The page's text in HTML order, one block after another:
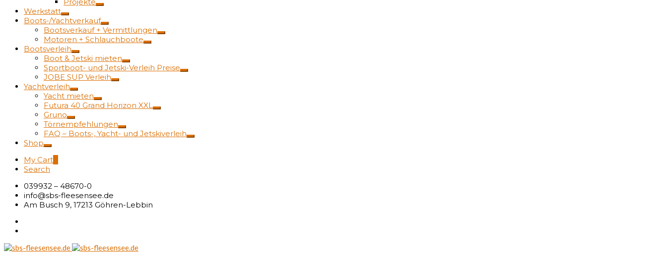
Werkstatt
Boots-/Yachtverkauf
Bootsverkauf + Vermittlungen
Motoren + Schlauchboote
Bootsverleih
Boot & Jetski mieten
Sportboot- und Jetski-Verleih Preise
JOBE SUP Verleih
Yachtverleih
Yacht mieten
Futura 40 Grand Horizon XXL
Gruno
Törnempfehlungen
FAQ – Boots-, Yacht- und Jetskiverleih
Shop
My Cart
Search
039932 – 48670-0
info@sbs-fleesensee.de
Am Busch 9, 17213 Göhren-Lebbin